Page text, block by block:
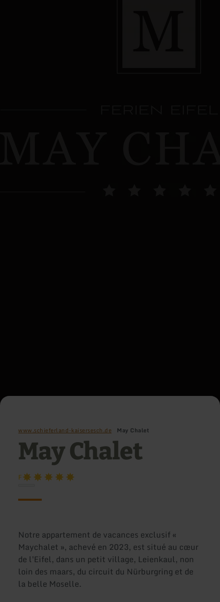
www.schieferland-kaisersesch.de May Chalet
May Chalet
F
Notre appartement de vacances exclusif «
Maychalet », achevé en 2023, est situé au cœur
de l'Eifel, dans un petit village, Leienkaul, non
loin des maars, du circuit du Nürburgring et de
la belle Moselle.